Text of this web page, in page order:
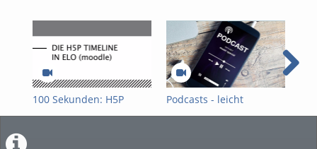
100 Sekunden: H5P
Timeline
Podcasts - leicht
gemacht!